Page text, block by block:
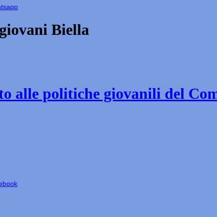
Biella
alle politiche giovanili del